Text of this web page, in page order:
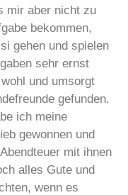
mir aber nicht zu
bekommen,
gehen und spielen
sehr ernst
und umsorgt
gefunden.
ich meine
gewonnen und
mit ihnen
alles Gute und
wenn es